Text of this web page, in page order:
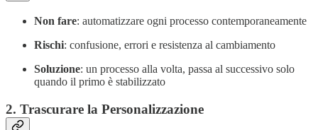
Non fare: automatizzare ogni processo contemporaneamente
Rischi: confusione, errori e resistenza al cambiamento
Soluzione: un processo alla volta, passa al successivo solo
quando il primo è stabilizzato
2. Trascurare la Personalizzazione